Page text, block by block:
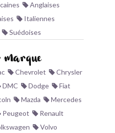
?
FONCTIONNE BLV ?
Anglaises
Italiennes
Suédoises
marque
Chevrolet
Chrysler
DMC Dodge
Fiat
Mazda
Mercedes
Peugeot
Renault
Volvo